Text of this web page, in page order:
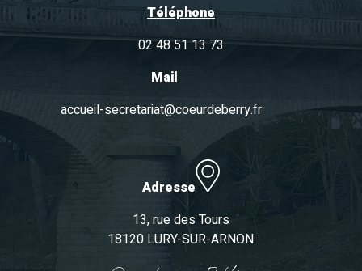
Téléphone
02 48 51 13 73
Mail
accueil-secretariat@coeurdeberry.fr
Adresse
13, rue des Tours
18120 LURY-SUR-ARNON